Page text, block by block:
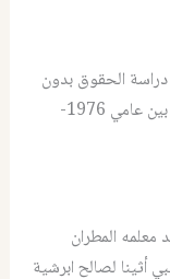
الحقوق بدون
دوام التي كان قد بدأها وذلك في جامعة دمشق بين عامي 1976-
يد معلمه المطران
أثينا لصالح ابرشية